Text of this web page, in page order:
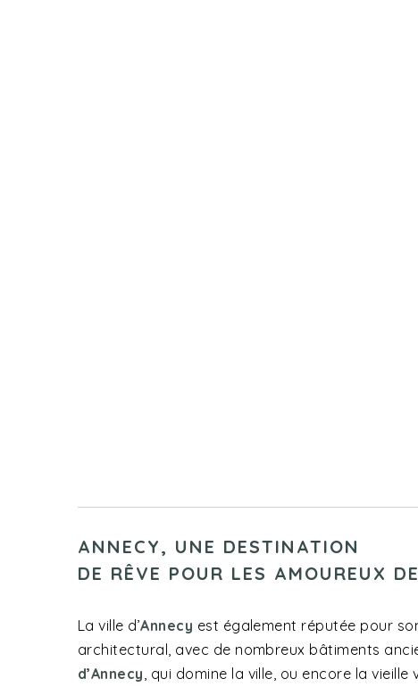
ANNECY, UNE DESTINATION
DE RÊVE POUR LES AMOUREUX
La ville d’Annecy est également réputée pour
architectural, avec de nombreux bâtiments
d’Annecy , qui domine la ville, ou encore la